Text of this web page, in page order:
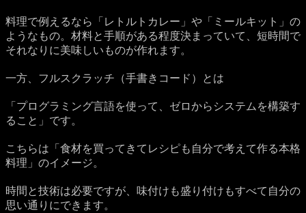
料理で例えるなら「レトルトカレー」や「ミールキット」の
ようなもの。材料と手順がある程度決まっていて、短時間で
それなりに美味しいものが作れます。
一方、フルスクラッチ（手書きコード）とは
「プログラミング言語を使って、ゼロからシステムを構築す
ること」です。
こちらは「食材を買ってきてレシピも自分で考えて作る本格
料理」のイメージ。
時間と技術は必要ですが、味付けも盛り付けもすべて自分の
思い通りにできます。